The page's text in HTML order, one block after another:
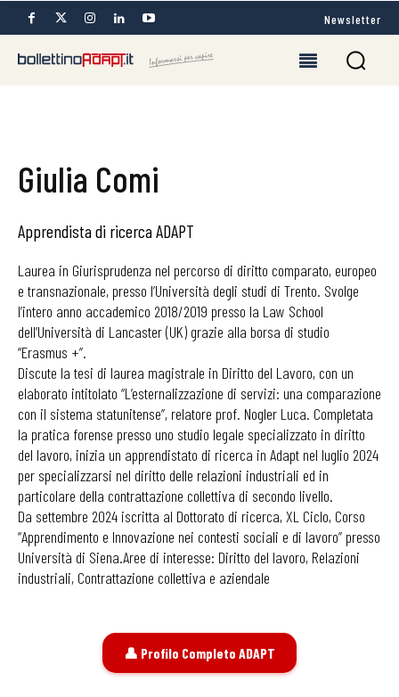
Newsletter
Giulia Comi
Apprendista di ricerca ADAPT
Laurea in Giurisprudenza nel percorso di diritto comparato, europeo
e transnazionale, presso l’Università degli studi di Trento. Svolge
l’intero anno accademico 2018/2019 presso la Law School
dell’Università di Lancaster (UK) grazie alla borsa di studio
“Erasmus +”.
Discute la tesi di laurea magistrale in Diritto del Lavoro, con un
elaborato intitolato “L’esternalizzazione di servizi: una comparazione
con il sistema statunitense”, relatore prof. Nogler Luca. Completata
la pratica forense presso uno studio legale specializzato in diritto
del lavoro, inizia un apprendistato di ricerca in Adapt nel luglio 2024
per specializzarsi nel diritto delle relazioni industriali ed in
particolare della contrattazione collettiva di secondo livello.
Da settembre 2024 iscritta al Dottorato di ricerca, XL Ciclo, Corso
“Apprendimento e Innovazione nei contesti sociali e di lavoro” presso
Università di Siena.Aree di interesse: Diritto del lavoro, Relazioni
industriali, Contrattazione collettiva e aziendale
👤 Profilo Completo ADAPT